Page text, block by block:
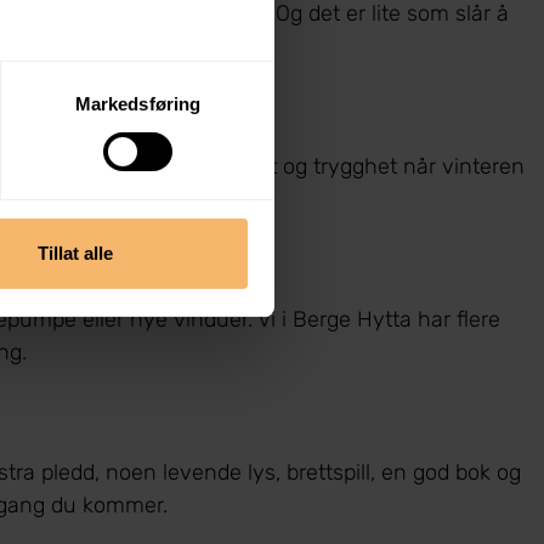
Markedsføring
Tillat alle
både koselig og trygt. Og det er lite som slår å
gir både bedre oversikt og trygghet når vinteren
eller nye vinduer. Vi i Berge Hytta har flere
pledd, noen levende lys, brettspill, en god bok og
du kommer.